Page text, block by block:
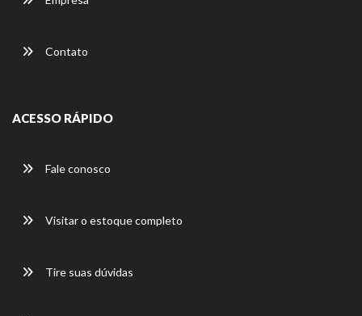
Contato
ACESSO RÁPIDO
Fale conosco
Visitar o estoque completo
Tire suas dúvidas